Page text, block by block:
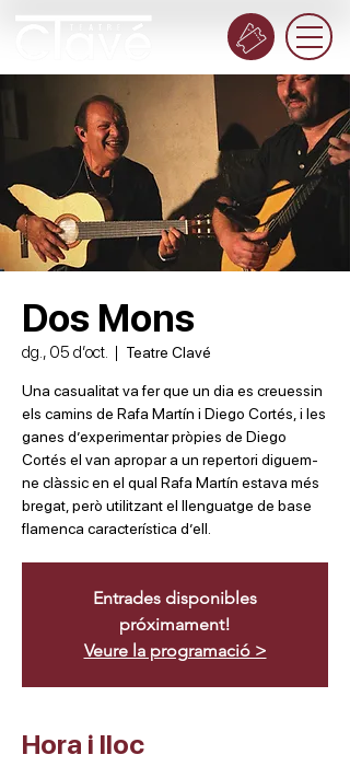
Dos Mons
dg., 05 d’oct.
  |
Teatre Clavé
Una casualitat va fer que un dia es creuessin
els camins de Rafa Martín i Diego Cortés, i les
ganes d’experimentar pròpies de Diego
Cortés el van apropar a un repertori diguem-
ne clàssic en el qual Rafa Martín estava més
bregat, però utilitzant el llenguatge de base
flamenca característica d’ell.
Entrades disponibles
próximament!
Veure la programació >
Hora i lloc